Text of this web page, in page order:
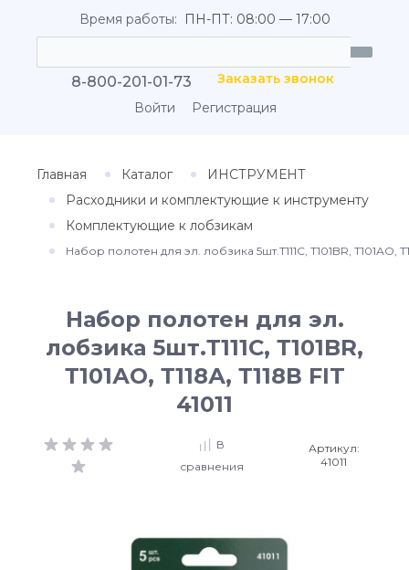
Время работы: ПН-ПТ: 08:00 — 17:00
8-800-201-01-73
Заказать звонок
Войти
Регистрация
Главная Каталог
ИНСТРУМЕНТ
Расходники и комплектующие к инструменту
Комплектующие к лобзикам
Набор полотен для эл. лобзика 5шт.Т111С, Т101BR, Т101АО,
Набор полотен для эл.
лобзика 5шт.Т111С, Т101BR,
Т101АО, Т118А, Т118В FIT
41011
В
сравнения
Артикул:
41011